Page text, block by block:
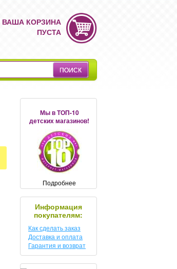
ВАША КОРЗИНА
ПУСТА
Мы в ТОП-10
детских магазинов!
Подробнее
Информация
покупателям:
Как сделать заказ
Доставка и оплата
Гарантия и возврат